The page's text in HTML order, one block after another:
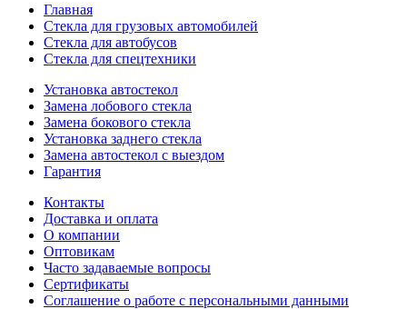
Главная
Стекла для грузовых автомобилей
Стекла для автобусов
Стекла для спецтехники
Установка автостекол
Замена лобового стекла
Замена бокового стекла
Установка заднего стекла
Замена автостекол с выездом
Гарантия
Контакты
Доставка и оплата
О компании
Оптовикам
Часто задаваемые вопросы
Сертификаты
Соглашение о работе с персональными данными